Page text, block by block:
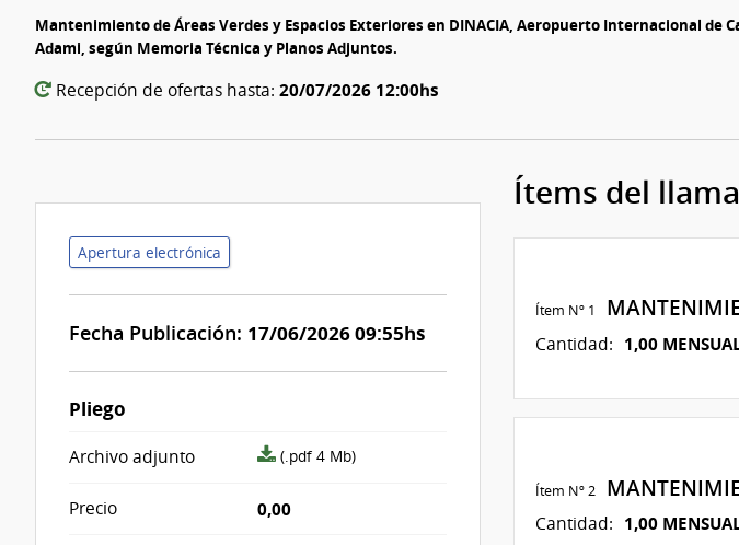
Mantenimiento de Áreas Verdes y Espacios Exteriores en DINACIA, Aeropuerto Internacional de
Adami, según Memoria Técnica y Planos Adjuntos.
Recepción de ofertas hasta: 20/07/2026 12:00hs
Apertura electrónica
Fecha Publicación: 17/06/2026 09:55hs
Pliego
Archivo adjunto
archivo
(.pdf 4 Mb)
Precio 0,00
Ítems del
Ítem Nº 1
Cantidad: 1,00
Ítem Nº 2
Cantidad: 1,00